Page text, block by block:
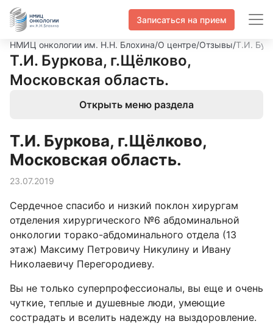
Записаться на прием
НМИЦ онкологии им. Н.Н. Блохина/О центре/Отзывы/Т.И.
Т.И. Буркова, г.Щёлково,
Московская область.
Открыть меню раздела
Т.И. Буркова, г.Щёлково,
Московская область.
23.07.2019
Сердечное спасибо и низкий поклон хирургам
отделения хирургического №6 абдоминальной
онкологии торако-абдоминального отдела (13
этаж) Максиму Петровичу Никулину и Ивану
Николаевичу Перегородиеву.
Вы не только суперпрофессионалы, вы еще и очень
чуткие, теплые и душевные люди, умеющие
сострадать и вселить надежду на выздоровление.